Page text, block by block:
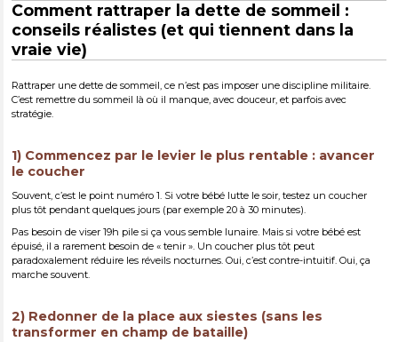
Comment rattraper la dette de sommeil :
conseils réalistes (et qui tiennent dans la
vraie vie)
Rattraper une dette de sommeil, ce n’est pas imposer une discipline militaire.
C’est remettre du sommeil là où il manque, avec douceur, et parfois avec
stratégie.
1) Commencez par le levier le plus rentable : avancer
le coucher
Souvent, c’est le point numéro 1. Si votre bébé lutte le soir, testez un coucher
plus tôt pendant quelques jours (par exemple 20 à 30 minutes).
Pas besoin de viser 19h pile si ça vous semble lunaire. Mais si votre bébé est
épuisé, il a rarement besoin de « tenir ». Un coucher plus tôt peut
paradoxalement réduire les réveils nocturnes. Oui, c’est contre-intuitif. Oui, ça
marche souvent.
2) Redonner de la place aux siestes (sans les
transformer en champ de bataille)